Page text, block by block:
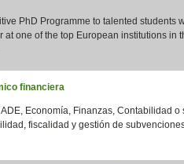
PhD Programme to talented students
at one of the top European institutions in
financiera
Economía, Finanzas, Contabilidad o
fiscalidad y gestión de